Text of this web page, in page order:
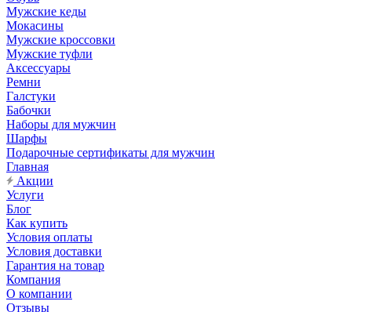
Мужские кеды
Мокасины
Мужские кроссовки
Мужские туфли
Аксессуары
Ремни
Галстуки
Бабочки
Наборы для мужчин
Шарфы
Подарочные сертификаты для мужчин
Главная
Акции
Услуги
Блог
Как купить
Условия оплаты
Условия доставки
Гарантия на товар
Компания
О компании
Отзывы